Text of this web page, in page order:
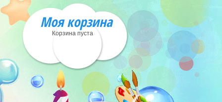
Моя корзина
Корзина пуста